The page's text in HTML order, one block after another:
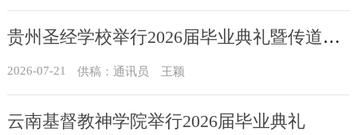
贵州圣经学校举行2026届毕业典礼暨传道员培训班结业典礼
2026-07-21 供稿：通讯员 王颖
云南基督教神学院举行2026届毕业典礼